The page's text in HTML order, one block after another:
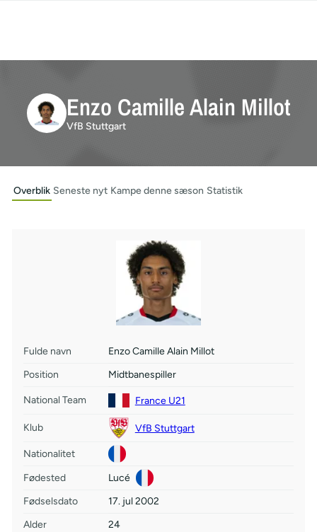
Enzo Camille Alain Millot
VfB Stuttgart
Overblik Seneste nyt Kampe denne sæson Statistik
Fulde navn
Enzo Camille Alain Millot
Position
Midtbanespiller
National Team France U21
Klub VfB Stuttgart
Nationalitet
Fødested
Lucé
Fødselsdato
17. jul 2002
Alder
24